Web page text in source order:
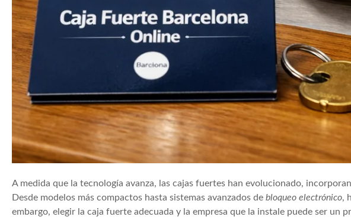
A medida que la tecnología avanza, las cajas fuertes han evolucionado,
Desde modelos más compactos hasta sistemas avanzados debloqueo electrónico,
embargo, elegir la caja fuerte adecuada y la empresa que la instale puede ser un